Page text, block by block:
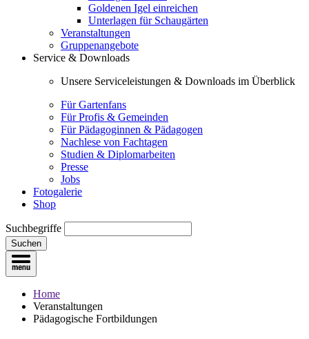
Goldenen Igel einreichen
Unterlagen für Schaugärten
Veranstaltungen
Gruppenangebote
Service & Downloads
Unsere Serviceleistungen & Downloads im Überblick
Für Gartenfans
Für Profis & Gemeinden
Für Pädagoginnen & Pädagogen
Nachlese von Fachtagen
Studien & Diplomarbeiten
Presse
Jobs
Fotogalerie
Shop
Suchbegriffe
Suchen
Home
Veranstaltungen
Pädagogische Fortbildungen